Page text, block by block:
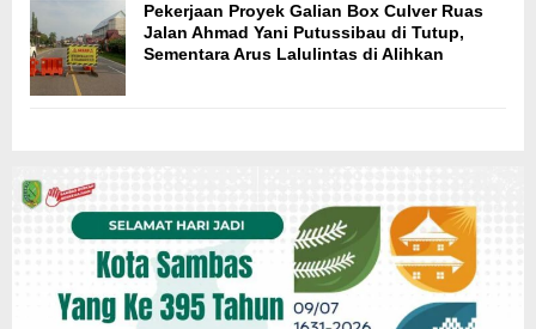
Pekerjaan Proyek Galian Box Culver Ruas
Jalan Ahmad Yani Putussibau di Tutup,
Sementara Arus Lalulintas di Alihkan